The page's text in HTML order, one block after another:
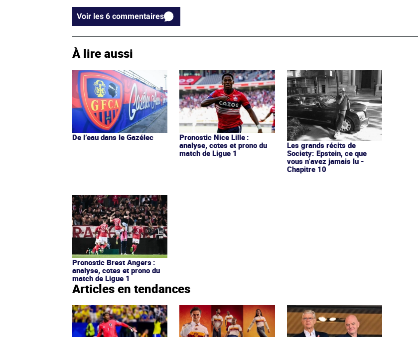
Voir les 6 commentaires
À lire aussi
De l’eau dans le Gazélec
Pronostic Nice Lille :
analyse, cotes et prono du
match de Ligue 1
Les grands récits de
Society: Epstein, ce que
vous n’avez jamais lu -
Chapitre 10
Pronostic Brest Angers :
analyse, cotes et prono du
match de Ligue 1
Articles en tendances